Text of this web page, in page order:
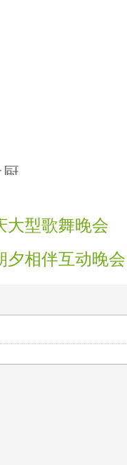
落笔映惆怅
千里之吻
梨花烟雨泪
情到深处人孤
迷离的思绪
定格幸福
定格幸福
唇
、心仪
、龙儿
理
大型歌舞晚会
夕相伴互动晚会